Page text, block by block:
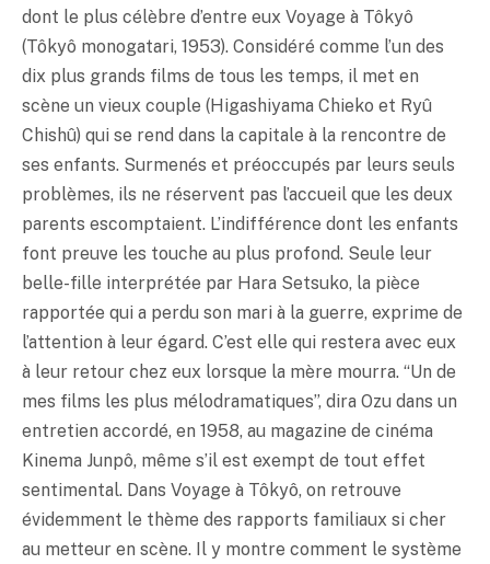
dont le plus célèbre d’entre eux Voyage à Tôkyô
(Tôkyô monogatari, 1953). Considéré comme l’un des
dix plus grands films de tous les temps, il met en
scène un vieux couple (Higashiyama Chieko et Ryû
Chishû) qui se rend dans la capitale à la rencontre de
ses enfants. Surmenés et préoccupés par leurs seuls
problèmes, ils ne réservent pas l’accueil que les deux
parents escomptaient. L’indifférence dont les enfants
font preuve les touche au plus profond. Seule leur
belle-fille interprétée par Hara Setsuko, la pièce
rapportée qui a perdu son mari à la guerre, exprime de
l’attention à leur égard. C’est elle qui restera avec eux
à leur retour chez eux lorsque la mère mourra. “Un de
mes films les plus mélodramatiques”, dira Ozu dans un
entretien accordé, en 1958, au magazine de cinéma
Kinema Junpô, même s’il est exempt de tout effet
sentimental. Dans Voyage à Tôkyô, on retrouve
évidemment le thème des rapports familiaux si cher
au metteur en scène. Il y montre comment le système